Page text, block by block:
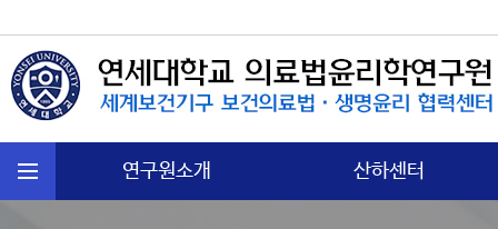
연구원소개 산하센터